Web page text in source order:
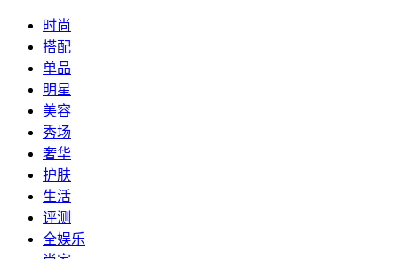
时尚
搭配
单品
明星
美容
秀场
奢华
护肤
生活
评测
全娱乐